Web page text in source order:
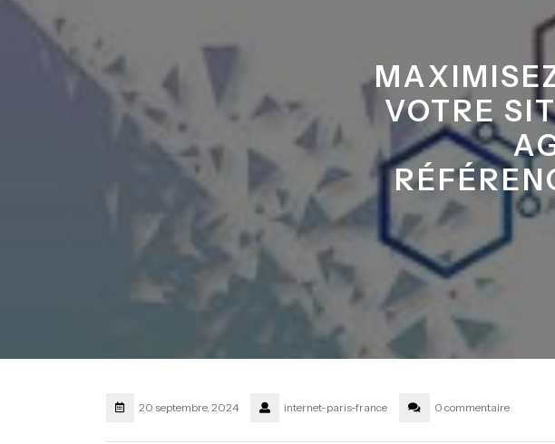
VOTRE
20 septembre, 2024 internet-paris-france 0 commentaire